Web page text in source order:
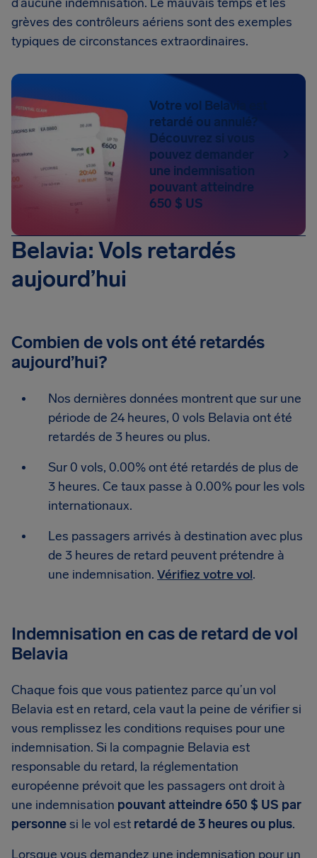
grèves des contrôleurs aériens sont des exemples
typiques de circonstances extraordinaires.
Votre vol Belavia est
retardé ou annulé?
Découvrez si vous
pouvez demander
une indemnisation
pouvant atteindre
650 $ US
Belavia: Vols retardés
aujourd’hui
Combien de vols ont été retardés
aujourd’hui?
Nos dernières données montrent que sur une
période de 24 heures, 0 vols Belavia ont été
retardés de 3 heures ou plus.
Sur 0 vols, 0.00% ont été retardés de plus de
3 heures. Ce taux passe à 0.00% pour les vols
internationaux.
Les passagers arrivés à destination avec plus
de 3 heures de retard peuvent prétendre à
une indemnisation. Vérifiez votre vol.
Indemnisation en cas de retard de vol
Belavia
Chaque fois que vous patientez parce qu’un vol
Belavia est en retard, cela vaut la peine de vérifier si
vous remplissez les conditions requises pour une
indemnisation. Si la compagnie Belavia est
responsable du retard, la réglementation
européenne prévoit que les passagers ont droit à
une indemnisation pouvant atteindre 650 $ US par
personnesi le vol est retardé de 3 heures ou plus.
Lorsque vous demandez une indemnisation pour un